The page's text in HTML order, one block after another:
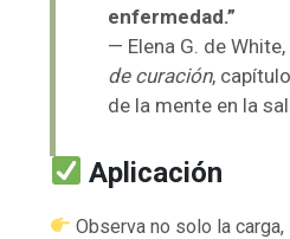
enfermedad.”
— Elena G. de White,
de curación,
de la mente en la
Aplicación
Observa no solo la